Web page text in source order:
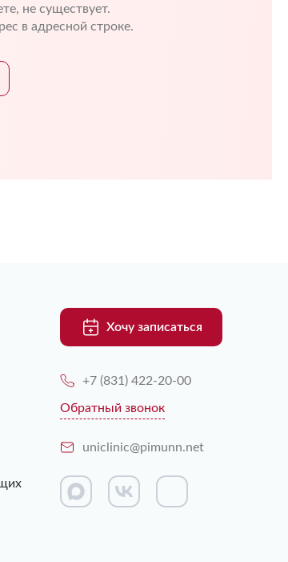
не существует.
в адресной строке.
Хочу записаться
+7 (831) 422-20-00
Обратный звонок
uniclinic@pimunn.net